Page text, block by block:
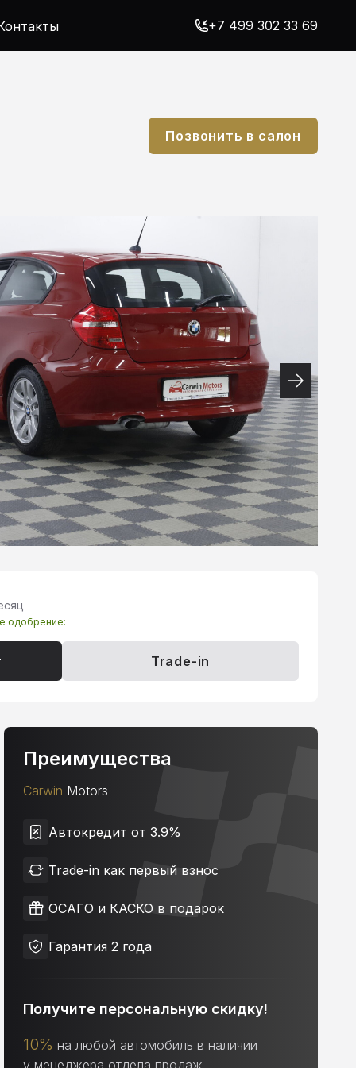
+7 499 302 33 69
Позвонить в салон
одобрение:
Trade-in
Преимущества
Carwin Motors
Автокредит от 3.9%
Trade-in как первый взнос
ОСАГО и КАСКО в подарок
Гарантия 2 года
Получите персональную скидку!
10% на любой автомобиль в наличии
у менеджера отдела продаж